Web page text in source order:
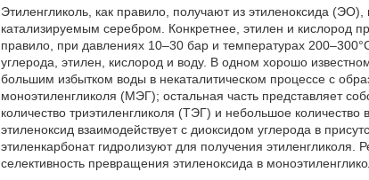
Этиленгликоль, как правило, получают из этиленоксида
катализируемым серебром. Конкретнее, этилен и кислород
правило, при давлениях 10–30 бар и температурах
углерода, этилен, кислород и воду. В одном хорошо
большим избытком воды в некаталитическом процессе с
моноэтиленгликоля (МЭГ); остальная часть представляет
количество триэтиленгликоля (ТЭГ) и небольшое
этиленоксид взаимодействует с диоксидом углерода в
этиленкарбонат гидролизуют для получения этиленгликоля.
селективность превращения этиленоксида в